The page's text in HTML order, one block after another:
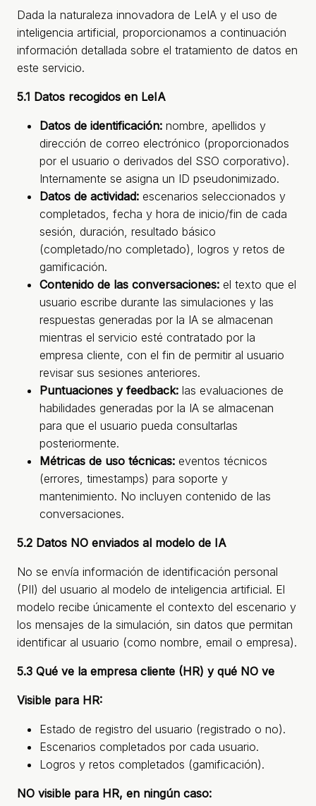
Dada la naturaleza innovadora de LeIA y el uso de
inteligencia artificial, proporcionamos a continuación
información detallada sobre el tratamiento de datos en
este servicio.
5.1 Datos recogidos en LeIA
Datos de identificación: nombre, apellidos y
dirección de correo electrónico (proporcionados
por el usuario o derivados del SSO corporativo).
Internamente se asigna un ID pseudonimizado.
Datos de actividad: escenarios seleccionados y
completados, fecha y hora de inicio/fin de cada
sesión, duración, resultado básico
(completado/no completado), logros y retos de
gamificación.
Contenido de las conversaciones: el texto que el
usuario escribe durante las simulaciones y las
respuestas generadas por la IA se almacenan
mientras el servicio esté contratado por la
empresa cliente, con el fin de permitir al usuario
revisar sus sesiones anteriores.
Puntuaciones y feedback: las evaluaciones de
habilidades generadas por la IA se almacenan
para que el usuario pueda consultarlas
posteriormente.
Métricas de uso técnicas: eventos técnicos
(errores, timestamps) para soporte y
mantenimiento. No incluyen contenido de las
conversaciones.
5.2 Datos NO enviados al modelo de IA
No se envía información de identificación personal
(PII) del usuario al modelo de inteligencia artificial. El
modelo recibe únicamente el contexto del escenario y
los mensajes de la simulación, sin datos que permitan
identificar al usuario (como nombre, email o empresa).
5.3 Qué ve la empresa cliente (HR) y qué NO ve
Visible para HR:
Estado de registro del usuario (registrado o no).
Escenarios completados por cada usuario.
Logros y retos completados (gamificación).
NO visible para HR, en ningún caso: